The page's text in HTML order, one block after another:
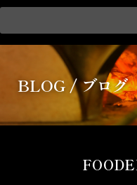
BLOG / ブログ